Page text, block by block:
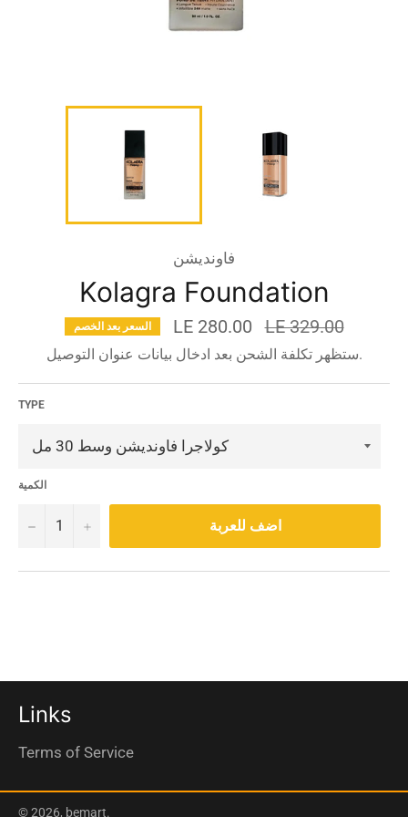
فاونديشن
Kolagra Foundation
السعر بعد الخصم LE 280.00
السعر
قبل
الخصم
LE 329.00
ستظهر تكلفة الشحن بعد ادخال بيانات عنوان التوصيل.
TYPE
الكمية
− + اضف للعربة
Links
Terms of Service
© 2026, bemart.